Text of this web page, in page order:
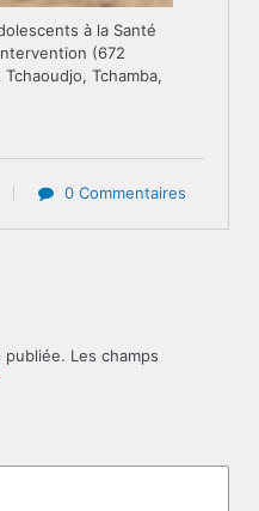
à la Santé
(672
Tchamba,
0 Commentaires
publiée. Les champs